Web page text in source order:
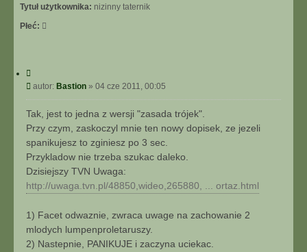
Tytuł użytkownika: nizinny taternik
Płeć:
y
j
P
o
s
t
autor: Bastion » 04 cze 2011, 00:05
Tak, jest to jedna z wersji "zasada trójek".
Przy czym, zaskoczyl mnie ten nowy dopisek, ze jezeli
spanikujesz to zginiesz po 3 sec.
Przykladow nie trzeba szukac daleko.
Dzisiejszy TVN Uwaga:
http://uwaga.tvn.pl/48850,wideo,265880, ... ortaz.html
1) Facet odwaznie, zwraca uwage na zachowanie 2
mlodych lumpenproletaruszy.
2) Nastepnie, PANIKUJE i zaczyna uciekac.